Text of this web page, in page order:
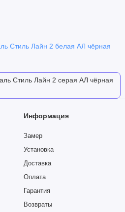
Информация
Замер
Установка
Доставка
Оплата
Гарантия
Возвраты